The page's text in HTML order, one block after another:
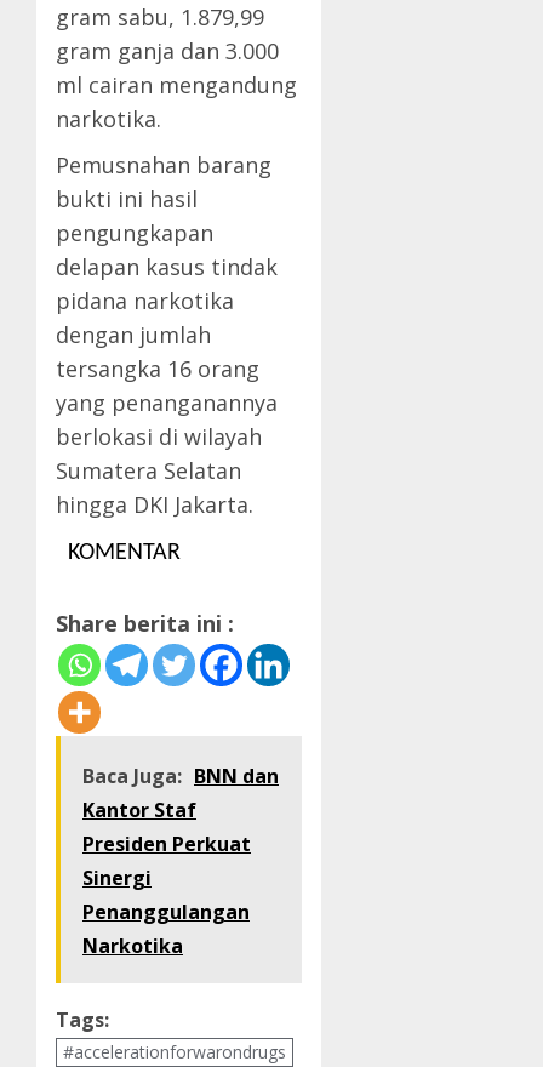
gram sabu, 1.879,99
gram ganja dan 3.000
ml cairan mengandung
narkotika.
Pemusnahan barang
bukti ini hasil
pengungkapan
delapan kasus tindak
pidana narkotika
dengan jumlah
tersangka 16 orang
yang penanganannya
berlokasi di wilayah
Sumatera Selatan
hingga DKI Jakarta.
KOMENTAR
Share berita ini :
Baca Juga: BNN dan
Kantor Staf
Presiden Perkuat
Sinergi
Penanggulangan
Narkotika
Tags:
#accelerationforwarondrugs